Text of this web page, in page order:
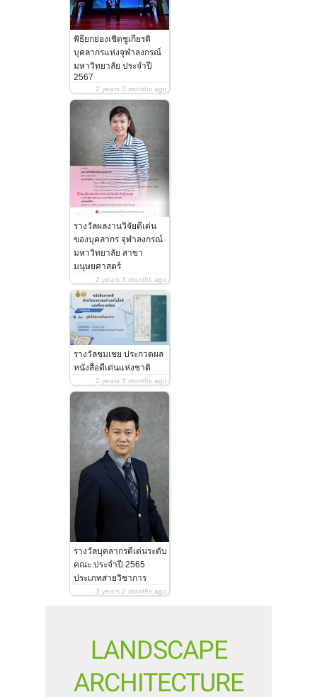
พิธียกย่องเชิดชูเกียรติ
บุคลากรแห่งจุฬาลงกรณ์
มหาวิทยาลัย ประจำปี
2567
2 years 3 months ago
รางวัลผลงานวิจัยดีเด่น
ของบุคลากร จุฬาลงกรณ์
มหาวิทยาลัย สาขา
มนุษยศาสตร์
2 years 3 months ago
รางวัลชมเชย ประกวดผล
หนังสือดีเด่นแห่งชาติ
2 years 3 months ago
รางวัลบุคลากรดีเด่นระดับ
คณะ ประจำปี 2565
ประเภทสายวิชาการ
3 years 2 months ago
LANDSCAPE
ARCHITECTURE